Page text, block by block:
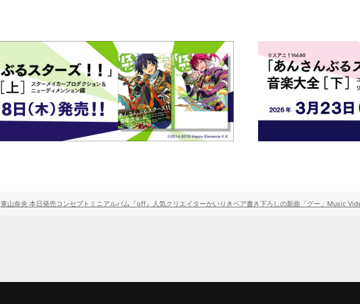
東山奈央 本日発売コンセプトミニアルバム『off』人気クリエイターかいりきベア書き下ろしの新曲「グー」Music